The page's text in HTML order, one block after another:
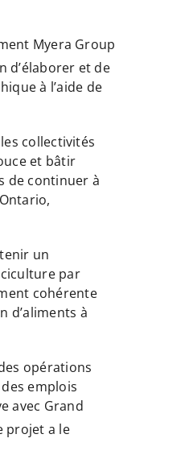
Myera Group
d’élaborer et de
à l’aide de
collectivités
et bâtir
de continuer à
un
par
cohérente
d’aliments à
opérations
emplois
avec Grand
projet a le